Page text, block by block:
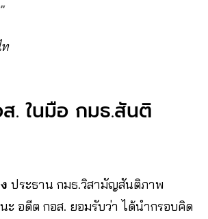
. ในมือ กมธ.สันติ
ประธาน กมธ.วิสามัญสันติภาพ
ะ อดีต กอส. ยอมรับว่า ได้นำกรอบคิด